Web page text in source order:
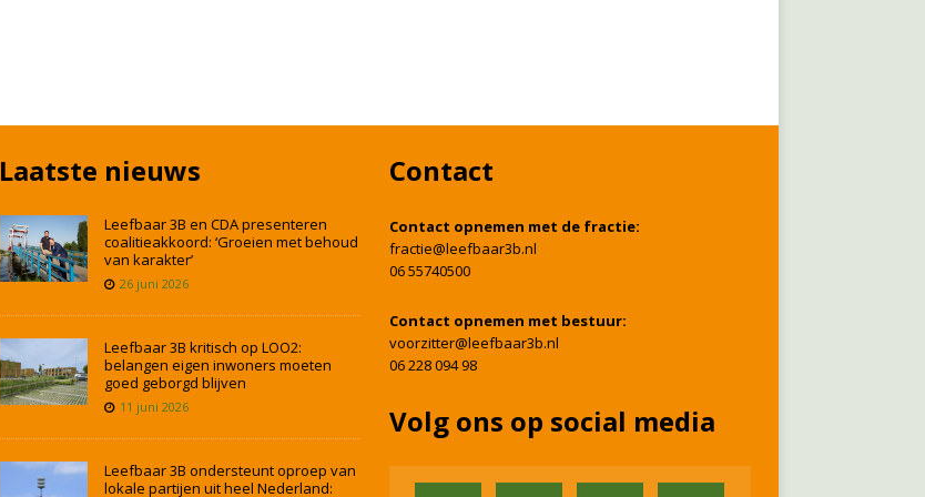
Laatste nieuws
Leefbaar 3B en CDA presenteren
coalitieakkoord: ‘Groeien met behoud
van karakter’
26 juni 2026
Leefbaar 3B kritisch op LOO2:
belangen eigen inwoners moeten
goed geborgd blijven
11 juni 2026
Leefbaar 3B ondersteunt oproep van
lokale partijen uit heel Nederland:
Contact
Contact opnemen met de fractie:
fractie@leefbaar3b.nl
06 55740500
Contact opnemen met bestuur:
voorzitter@leefbaar3b.nl
06 228 094 98
Volg ons op social media